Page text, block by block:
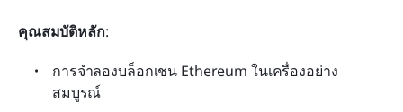
คุณสมบัติหลัก:
การจำลองบล็อกเชน Ethereum ในเครื่องอย่าง
สมบูรณ์